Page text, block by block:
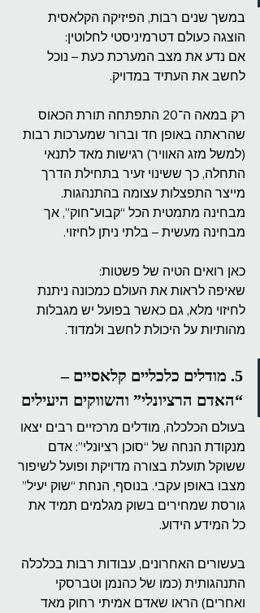
במשך שנים רבות, הפיזיקה הקלאסית
הוצגה כעולם דטרמיניסטי לחלוטין:
אם נדע את מצב המערכת כעת – נוכל
לחשב את העתיד במדויק.
רק במאה ה־20 התפתחה תורת הכאוס
שהראתה באופן חד וברור שמערכות רבות
(למשל מזג האוויר) רגישות מאד לתנאי
התחלה, כך ששינוי זעיר בתחילת הדרך
מייצר התפצלות עצומה בהתנהגות.
מבחינה מתמטית הכל “קבוע־חוק”, אך
מבחינה מעשית – בלתי ניתן לחיזוי.
כאן רואים הטיה של פשטות:
שאיפה לראות את העולם כמכונה ניתנת
לחיזוי מלא, גם כאשר בפועל יש מגבלות
מהותיות על היכולת לחשב ולמדוד.
5. מודלים כלכליים קלאסיים –
“האדם הרציונלי” והשווקים היעילים
בעולם הכלכלה, מודלים מרכזיים רבים יצאו
מנקודת הנחה של “סוכן רציונלי”: אדם
ששוקל תועלת בצורה מדויקת ופועל לשיפור
מצבו באופן עקבי. בנוסף, הנחת “שוק יעיל”
גורסת שמחירים בשוק מגלמים תמיד את
כל המידע הידוע.
בעשורים האחרונים, עבודות רבות בכלכלה
התנהגותית (כמו של כהנמן וטברסקי
ואחרים) הראו שאדם אמיתי רחוק מאד